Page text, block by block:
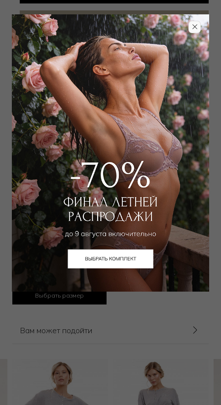
Дополнить образ
1 350₽
Выбрать размер
Добавить в избранное
Забронировать в магазине
Вам может подойти